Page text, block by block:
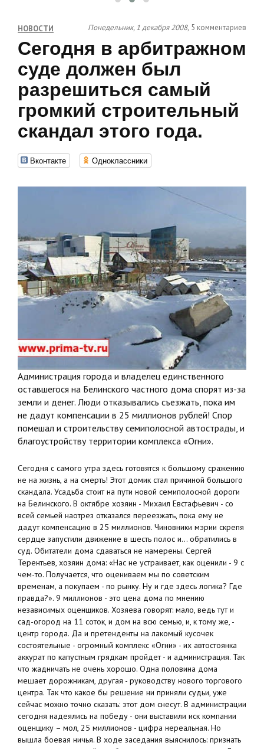
НОВОСТИ Понедельник, 1 декабря 2008, 5 комментариев
Сегодня в арбитражном
суде должен был
разрешиться самый
громкий строительный
скандал этого года.
Вконтакте Одноклассники
Администрация города и владелец единственного
оставшегося на Белинского частного дома спорят из-за
земли и денег. Люди отказывались съезжать, пока им
не дадут компенсации в 25 миллионов рублей! Спор
помешал и строительству семиполосной автострады, и
благоустройству территории комплекса «Огни».
Сегодня с самого утра здесь готовятся к большому сражению
не на жизнь, а на смерть! Этот домик стал причиной большого
скандала. Усадьба стоит на пути новой семиполосной дороги
на Белинского. В октябре хозяин - Михаил Евстафьевич - со
всей семьей наотрез отказался переезжать, пока ему не
дадут компенсацию в 25 миллионов. Чиновники мэрии скрепя
сердце запустили движение в шесть полос и... обратились в
суд. Обитатели дома сдаваться не намерены. Сергей
Терентьев, хозяин дома: «Нас не устраивает, как оценили - 9 с
чем-то. Получается, что оцениваем мы по советским
временам, а покупаем - по рынку. Ну и где здесь логика? Где
правда?». 9 миллионов - это цена дома по мнению
независимых оценщиков. Хозяева говорят: мало, ведь тут и
сад-огород на 11 соток, и дом на всю семью, и, к тому же, -
центр города. Да и претенденты на лакомый кусочек
состоятельные - огромный комплекс «Огни» - их автостоянка
аккурат по капустным грядкам пройдет - и администрация. Так
что жадничать не очень хорошо. Одна половина дома
мешает дорожникам, другая - руководству нового торгового
центра. Так что какое бы решение ни приняли судьи, уже
сейчас можно точно сказать: этот дом снесут. В администрации
сегодня надеялись на победу - они выставили иск компании
оценщику – мол, 25 миллионов - цифра нереальная. Но
вышла боевая ничья. В ходе заседания выяснилось: признать